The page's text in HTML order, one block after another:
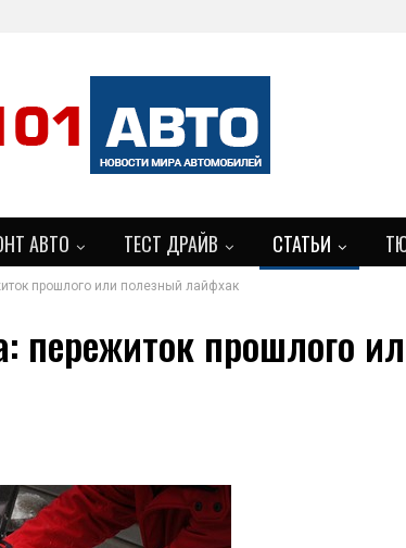
АВТО ТЕСТ ДРАЙВ СТАТЬИ
прошлого или полезный лайфхак
пережиток прошлого